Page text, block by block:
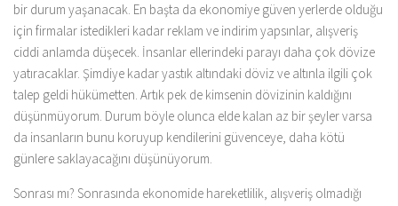
bir durum yaşanacak. En başta da ekonomiye güven yerlerde olduğu
için firmalar istedikleri kadar reklam ve indirim yapsınlar, alışveriş
ciddi anlamda düşecek. İnsanlar ellerindeki parayı daha çok dövize
yatıracaklar. Şimdiye kadar yastık altındaki döviz ve altınla ilgili çok
talep geldi hükümetten. Artık pek de kimsenin dövizinin kaldığını
düşünmüyorum. Durum böyle olunca elde kalan az bir şeyler varsa
da insanların bunu koruyup kendilerini güvenceye, daha kötü
günlere saklayacağını düşünüyorum.
Sonrası mı? Sonrasında ekonomide hareketlilik, alışveriş olmadığı